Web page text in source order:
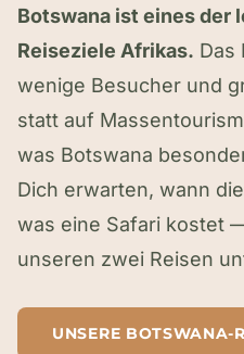
Botswana ist eines der
Reiseziele Afrikas. Das
wenige Besucher und
statt auf
was Botswana
Dich erwarten, wann
was eine Safari kostet
unseren zwei Reisen
UNSERE BOTSWANA-